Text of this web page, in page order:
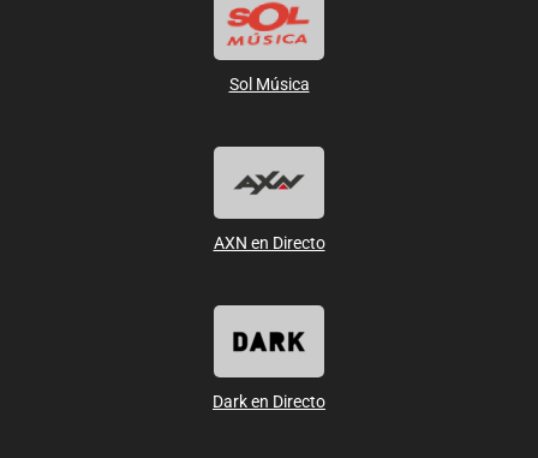
Sol Música
AXN en Directo
Dark en Directo